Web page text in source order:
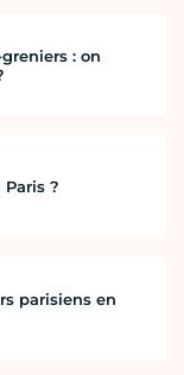
: on
?
parisiens en